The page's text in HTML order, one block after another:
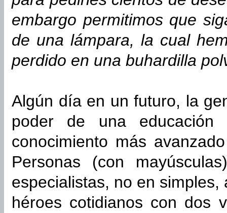
embargo permitimos que
de una lámpara, la cual
perdido en una buhardilla
Algún día en un futuro, la
poder de una
conocimiento más
Personas (con
especialistas, no en
héroes cotidianos con dos